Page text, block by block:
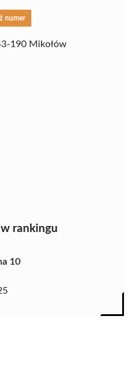
numer
190 Mikołów
rankingu
10